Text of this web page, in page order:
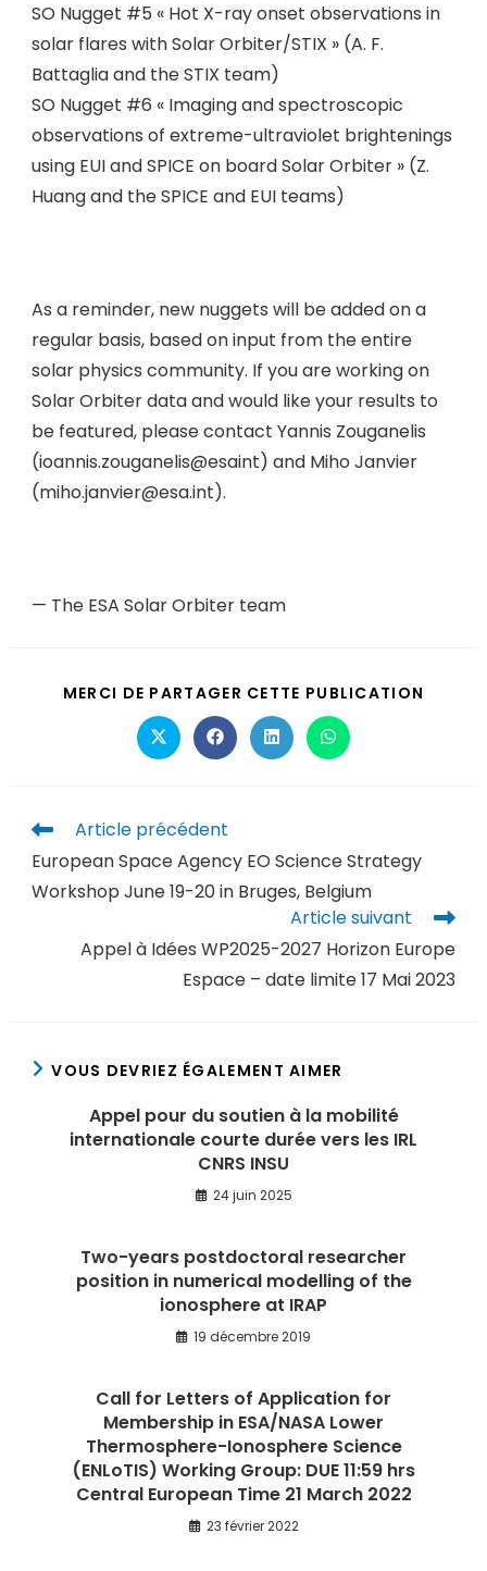
SO Nugget #5 « Hot X-ray onset observations in
solar flares with Solar Orbiter/STIX » (A. F.
Battaglia and the STIX team)
SO Nugget #6 « Imaging and spectroscopic
observations of extreme-ultraviolet brightenings
using EUI and SPICE on board Solar Orbiter » (Z.
Huang and the SPICE and EUI teams)
As a reminder, new nuggets will be added on a
regular basis, based on input from the entire
solar physics community. If you are working on
Solar Orbiter data and would like your results to
be featured, please contact Yannis Zouganelis
(ioannis.zouganelis@esaint) and Miho Janvier
(miho.janvier@esa.int).
— The ESA Solar Orbiter team
MERCI DE PARTAGER CETTE PUBLICATION
Article précédent
European Space Agency EO Science Strategy
Workshop June 19-20 in Bruges, Belgium
Article suivant
Appel à Idées WP2025-2027 Horizon Europe
Espace – date limite 17 Mai 2023
VOUS DEVRIEZ ÉGALEMENT AIMER
Appel pour du soutien à la mobilité
internationale courte durée vers les IRL
CNRS INSU
24 juin 2025
Two-years postdoctoral researcher
position in numerical modelling of the
ionosphere at IRAP
19 décembre 2019
Call for Letters of Application for
Membership in ESA/NASA Lower
Thermosphere-Ionosphere Science
(ENLoTIS) Working Group: DUE 11:59 hrs
Central European Time 21 March 2022
23 février 2022